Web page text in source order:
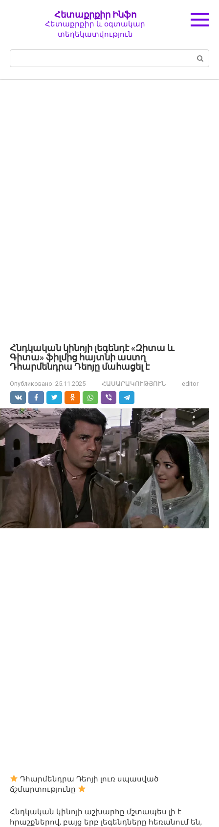
Հետաքրքիր Ինֆո
Հետաքրքիր և օգտակար
տեղեկատվություն
Հնդկական կինոյի լեգենդէ «Զիտա և
Գիտա» ֆիլմից հայտնի աստղ
Դհարմենդրա Դեոյը մահացել է
Опубликовано: 25.11.2025 ՀԱՍԱՐԱԿՈՒԹՅՈՒՆ editor
Դհարմենդրա Դեոյի լուռ սպասված
ճշմարտությունը
Հնդկական կինոյի աշխարհը մշտապես լի է
հրաշքներով, բայց երբ լեգենդները հեռանում են,